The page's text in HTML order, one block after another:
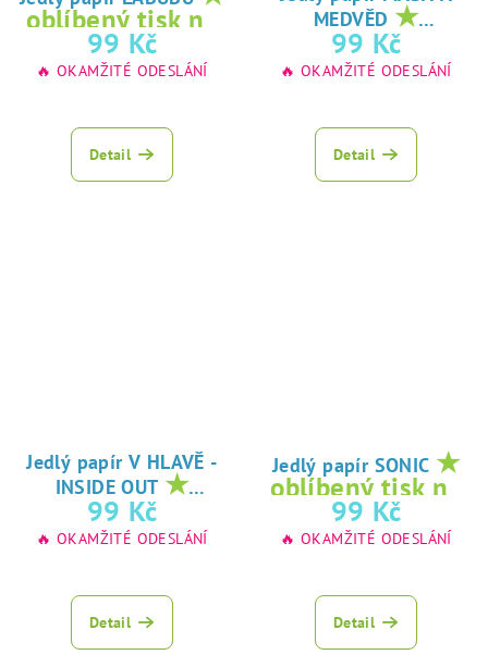
oblíbený tisk na
jedlý papír
99 Kč
🔥 OKAMŽITÉ ODESLÁNÍ
Detail
MEDVĚD ★
oblíbený tisk na
jedlý papír
99 Kč
🔥 OKAMŽITÉ ODESLÁNÍ
Detail
Jedlý papír V HLAVĚ -
INSIDE OUT ★
oblíbený tisk na
jedlý papír
99 Kč
🔥 OKAMŽITÉ ODESLÁNÍ
Detail
Jedlý papír SONIC ★
oblíbený tisk na
jedlý papír
99 Kč
🔥 OKAMŽITÉ ODESLÁNÍ
Detail